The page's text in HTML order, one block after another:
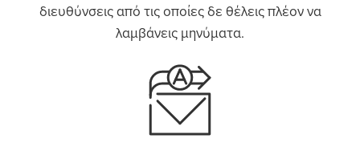
διευθύνσεις από τις οποίες δε θέλεις πλέον να
λαμβάνεις μηνύματα.